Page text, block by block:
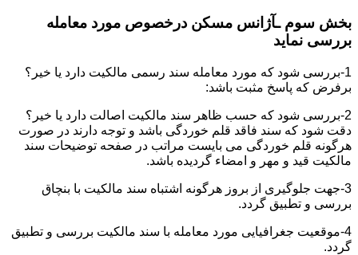
بخش سوم ـآژانس مسکن درخصوص مورد معامله
بررسی نماید
1-بررسی شود که مورد معامله سند رسمی مالکیت دارد یا خیر؟
برفرض که پاسخ مثبت باشد:
2-بررسی شود که حسب ظاهر سند مالکیت اصالت دارد یا خیر؟
دقت شود که سند فاقد قلم خوردگی باشد و توجه دارند در صورت
هرگونه قلم خوردگی می بایست مراتب در صفحه توضیحات سند
مالکیت قید و مهر و امضاء گردیده باشد.
3-جهت جلوگیری از بروز هرگونه اشتباه سند مالکیت با بنچاق
بررسی و تطبیق گردد.
4-موقعیت جغرافیایی مورد معامله با سند مالکیت بررسی و تطبیق
گردد.